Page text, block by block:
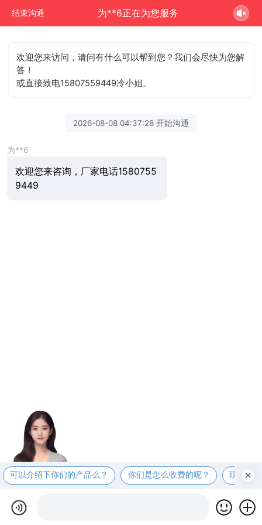
结束沟通 为**6正在为您服务
欢迎您来访问，请问有什么可以帮到您？我们会尽快为您解
答！
或直接致电15807559449冷小姐。
2026-08-08 04:37:28 开始沟通
为**6
欢迎您来咨询，厂家电话1580755
9449
可以介绍下你们的产品么？ 你们是怎么收费的呢？ 现在有